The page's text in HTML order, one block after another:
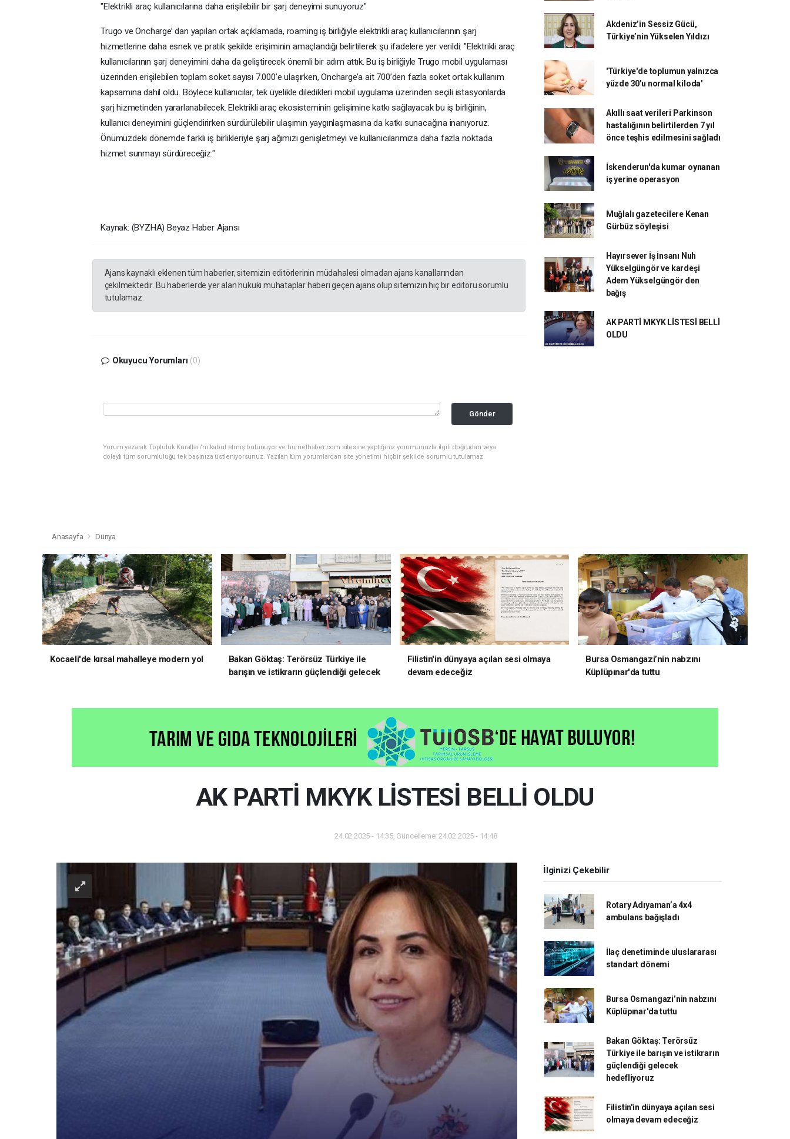
"Elektrikli araç kullanıcılarına daha erişilebilir bir şarj deneyimi sunuyoruz"
Trugo ve Oncharge’ dan yapılan ortak açıklamada, roaming iş birliğiyle elektrikli araç kullanıcılarının şarj
hizmetlerine daha esnek ve pratik şekilde erişiminin amaçlandığı belirtilerek şu ifadelere yer verildi: "Elektrikli araç
kullanıcılarının şarj deneyimini daha da geliştirecek önemli bir adım attık. Bu iş birliğiyle Trugo mobil uygulaması
üzerinden erişilebilen toplam soket sayısı 7.000’e ulaşırken, Oncharge’a ait 700’den fazla soket ortak kullanım
kapsamına dahil oldu. Böylece kullanıcılar, tek üyelikle diledikleri mobil uygulama üzerinden seçili istasyonlarda
şarj hizmetinden yararlanabilecek. Elektrikli araç ekosisteminin gelişimine katkı sağlayacak bu iş birliğinin,
kullanıcı deneyimini güçlendirirken sürdürülebilir ulaşımın yaygınlaşmasına da katkı sunacağına inanıyoruz.
Önümüzdeki dönemde farklı iş birlikleriyle şarj ağımızı genişletmeyi ve kullanıcılarımıza daha fazla noktada
hizmet sunmayı sürdüreceğiz."
Kaynak: (BYZHA) Beyaz Haber Ajansı
Ajans kaynaklı eklenen tüm haberler, sitemizin editörlerinin müdahalesi olmadan ajans kanallarından
çekilmektedir. Bu haberlerde yer alan hukuki muhataplar haberi geçen ajans olup sitemizin hiç bir editörü sorumlu
tutulamaz.
Okuyucu Yorumları (0)
Gönder
Yorum yazarak Topluluk Kuralları’nı kabul etmiş bulunuyor ve hurnethaber.com sitesine yaptığınız yorumunuzla ilgili doğrudan veya
dolaylı tüm sorumluluğu tek başınıza üstleniyorsunuz. Yazılan tüm yorumlardan site yönetimi hiçbir şekilde sorumlu tutulamaz.
Akdeniz’in Sessiz Gücü,
Türkiye’nin Yükselen Yıldızı
'Türkiye'de toplumun yalnızca
yüzde 30'u normal kiloda'
Akıllı saat verileri Parkinson
hastalığının belirtilerden 7 yıl
önce teşhis edilmesini sağladı
İskenderun'da kumar oynanan
iş yerine operasyon
Muğlalı gazetecilere Kenan
Gürbüz söyleşisi
Hayırsever İş İnsanı Nuh
Yükselgüngör ve kardeşi
Adem Yükselgüngör den
bağış
AK PARTİ MKYK LİSTESİ BELLİ
OLDU
Anasayfa Dünya
Kocaeli'de kırsal mahalleye modern yol
Bakan Göktaş: Terörsüz Türkiye ile
barışın ve istikrarın güçlendiği gelecek
Filistin'in dünyaya açılan sesi olmaya
devam edeceğiz
Bursa Osmangazi’nin nabzını
Küplüpınar'da tuttu
AK PARTİ MKYK LİSTESİ BELLİ OLDU
24.02.2025 - 14:35, Güncelleme: 24.02.2025 - 14:48
İlginizi Çekebilir
Rotary Adıyaman’a 4x4
ambulans bağışladı
İlaç denetiminde uluslararası
standart dönemi
Bursa Osmangazi’nin nabzını
Küplüpınar'da tuttu
Bakan Göktaş: Terörsüz
Türkiye ile barışın ve istikrarın
güçlendiği gelecek
hedefliyoruz
Filistin'in dünyaya açılan sesi
olmaya devam edeceğiz